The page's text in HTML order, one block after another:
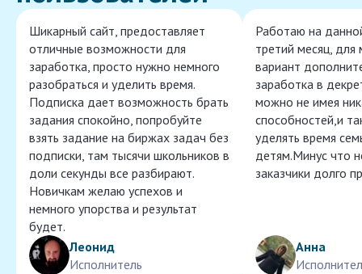
Шикарный сайт, предоставляет
отличные возможности для
заработка, просто нужно немного
разобраться и уделить время.
Подписка дает возможность брать
задания спокойно, попробуйте
взять задание на биржах задач без
подписки, там тысячи школьников в
доли секунды все разбирают.
Новичкам желаю успехов и
немного упорства и результат
будет.
Леонид
Исполнитель
Работаю на
третий месяц, для
вариант
заработка в
можно не имея
способностей,и
уделять время
детям.Минус что
заказчики долго
Анна